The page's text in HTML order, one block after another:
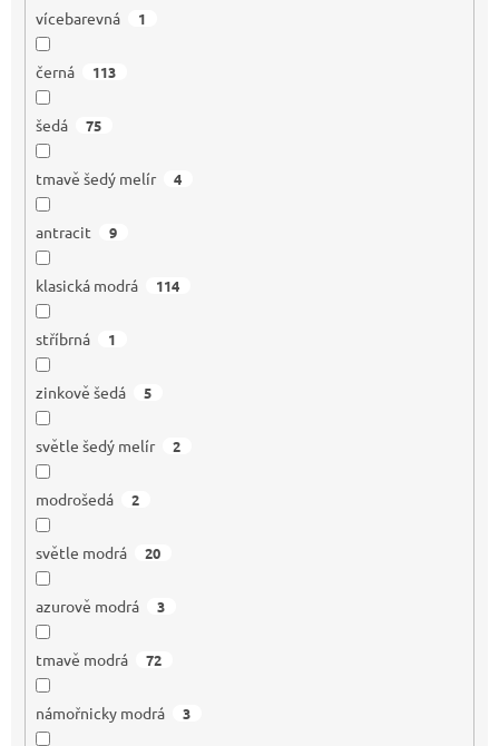
vícebarevná 1
černá 113
šedá 75
tmavě šedý melír 4
antracit 9
klasická modrá 114
stříbrná 1
zinkově šedá 5
světle šedý melír 2
modrošedá 2
světle modrá 20
azurově modrá 3
tmavě modrá 72
námořnicky modrá 3